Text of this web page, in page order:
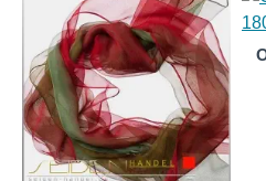
Textur hat Seide eine
einfach nicht nachgeahmt
Organza-Schal kann ein
wirklich Elegantes
Organza-Seidenschals sind
langlebiges und modisches